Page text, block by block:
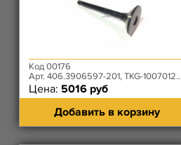
Код 00176
Арт. 406.3906597-201, TKG-1007012-53
Цена: 5016 руб
Добавить в корзину